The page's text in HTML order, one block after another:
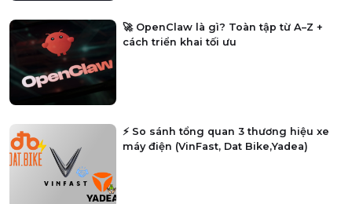
🚀 OpenClaw là gì? Toàn tập từ A–Z +
cách triển khai tối ưu
⚡ So sánh tổng quan 3 thương hiệu xe
máy điện (VinFast, Dat Bike,Yadea)